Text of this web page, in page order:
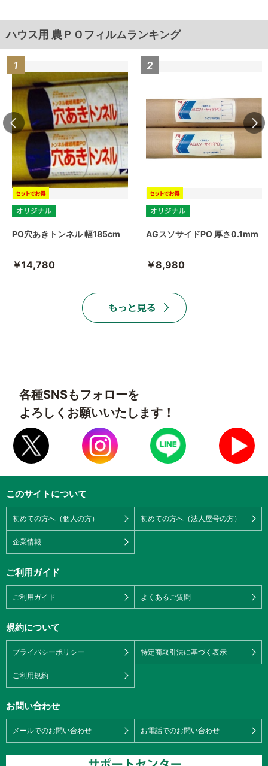
ハウス用 農ＰＯフィルムランキング
PO穴あきトンネル 幅185cm
￥14,780
AGスソサイドPO 厚さ0.1mm
￥8,980
各種SNSもフォローを
よろしくお願いいたします！
このサイトについて
初めての方へ（個人の方） 初めての方へ（法人屋号の方）
企業情報
ご利用ガイド
ご利用ガイド よくあるご質問
規約について
プライバシーポリシー 特定商取引法に基づく表示
ご利用規約
お問い合わせ
メールでのお問い合わせ お電話でのお問い合わせ